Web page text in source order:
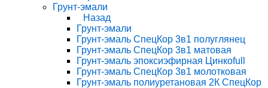
Грунт-эмали
Назад
Грунт-эмали
Грунт-эмаль СпецКор 3в1 полуглянец
Грунт-эмаль СпецКор 3в1 матовая
Грунт-эмаль эпоксиэфирная Цинкоfull
Грунт-эмаль СпецКор 3в1 молотковая
Грунт-эмаль полиуретановая 2К СпецКор